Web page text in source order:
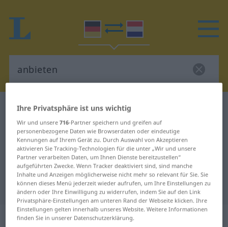
Deutsch-Niederländisch Wörterbuch
Deutsch-Niederländisch
Übersetzung für "anbieten"
"anbieten" Niederländisch
Übersetzung
„anbieten“
Ihre Privatsphäre ist uns wichtig
Wir und unsere716-Partner speichern und greifen auf
personenbezogene Daten wie Browserdaten oder eindeutige
Kennungen auf Ihrem Gerät zu. Durch Auswahl von Akzeptieren
aktivieren Sie Tracking-Technologien für die unter „Wir und unsere
Partner verarbeiten Daten, um Ihnen Dienste bereitzustellen“
aufgeführten Zwecke. Wenn Tracker deaktiviert sind, sind manche
Inhalte und Anzeigen möglicherweise nicht mehr so relevant für Sie. Sie
können dieses Menü jederzeit wieder aufrufen, um Ihre Einstellungen zu
ändern oder Ihre Einwilligung zu widerrufen, indem Sie auf den Link
Privatsphäre-Einstellungen am unteren Rand der Webseite klicken. Ihre
Einstellungen gelten innerhalb unseres Website. Weitere Informationen
finden Sie in unserer Datenschutzerklärung.